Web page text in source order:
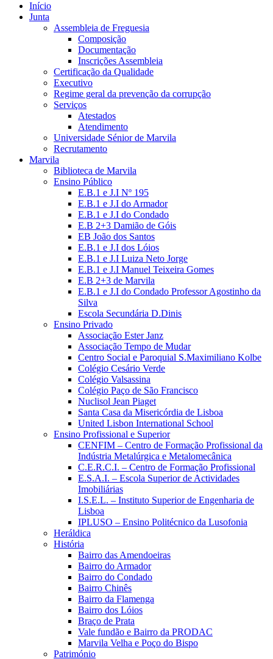
Início
Junta
Assembleia de Freguesia
Composição
Documentação
Inscrições Assembleia
Certificação da Qualidade
Executivo
Regime geral da prevenção da corrupção
Serviços
Atestados
Atendimento
Universidade Sénior de Marvila
Recrutamento
Marvila
Biblioteca de Marvila
Ensino Público
E.B.1 e J.I Nº 195
E.B.1 e J.I do Armador
E.B.1 e J.I do Condado
E.B 2+3 Damião de Góis
EB João dos Santos
E.B.1 e J.I dos Lóios
E.B.1 e J.I Luiza Neto Jorge
E.B.1 e J.I Manuel Teixeira Gomes
E.B 2+3 de Marvila
E.B.1 e J.I do Condado Professor Agostinho da
Silva
Escola Secundária D.Dinis
Ensino Privado
Associação Ester Janz
Associação Tempo de Mudar
Centro Social e Paroquial S.Maximiliano Kolbe
Colégio Cesário Verde
Colégio Valsassina
Colégio Paço de São Francisco
Nuclisol Jean Piaget
Santa Casa da Misericórdia de Lisboa
United Lisbon International School
Ensino Profissional e Superior
CENFIM – Centro de Formação Profissional da
Indústria Metalúrgica e Metalomecânica
C.E.R.C.I. – Centro de Formação Profissional
E.S.A.I. – Escola Superior de Actividades
Imobiliárias
I.S.E.L. – Instituto Superior de Engenharia de
Lisboa
IPLUSO – Ensino Politécnico da Lusofonia
Heráldica
História
Bairro das Amendoeiras
Bairro do Armador
Bairro do Condado
Bairro Chinês
Bairro da Flamenga
Bairro dos Lóios
Braço de Prata
Vale fundão e Bairro da PRODAC
Marvila Velha e Poço do Bispo
Património